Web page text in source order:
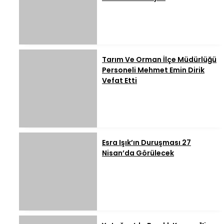
Tarım Ve Orman İlçe Müdürlüğü
Personeli Mehmet Emin Dirik
Vefat Etti
Esra Işık’ın Duruşması 27
Nisan’da Görülecek